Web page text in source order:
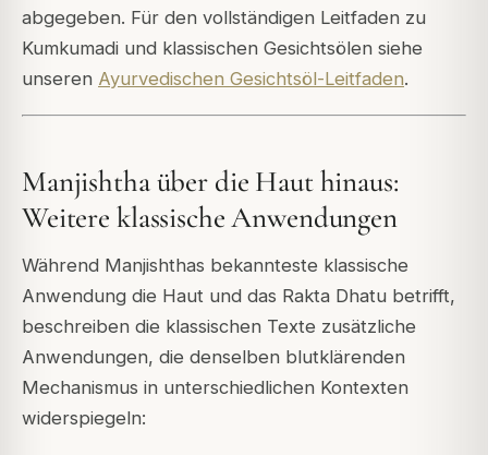
abgegeben. Für den vollständigen Leitfaden zu
Kumkumadi und klassischen Gesichtsölen siehe
unseren Ayurvedischen Gesichtsöl-Leitfaden.
Manjishtha über die Haut hinaus:
Weitere klassische Anwendungen
Während Manjishthas bekannteste klassische
Anwendung die Haut und das Rakta Dhatu betrifft,
beschreiben die klassischen Texte zusätzliche
Anwendungen, die denselben blutklärenden
Mechanismus in unterschiedlichen Kontexten
widerspiegeln: